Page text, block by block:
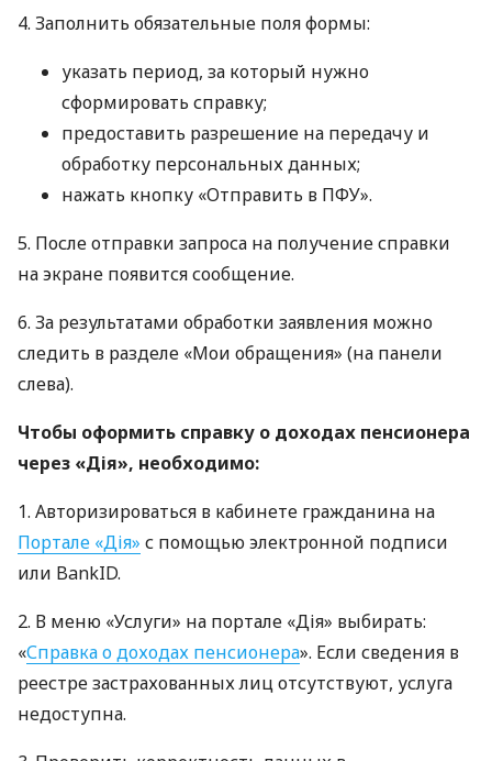
4. Заполнить обязательные поля формы:
указать период, за который нужно
сформировать справку;
предоставить разрешение на передачу и
обработку персональных данных;
нажать кнопку «Отправить в ПФУ».
5. После отправки запроса на получение справки
на экране появится сообщение.
6. За результатами обработки заявления можно
следить в разделе «Мои обращения» (на панели
слева).
Чтобы оформить справку о доходах пенсионера
через «Дія», необходимо:
1. Авторизироваться в кабинете гражданина на
Портале «Дія» с помощью электронной подписи
или BankID.
2. В меню «Услуги» на портале «Дія» выбирать:
«Справка о доходах пенсионера». Если сведения в
реестре застрахованных лиц отсутствуют, услуга
недоступна.